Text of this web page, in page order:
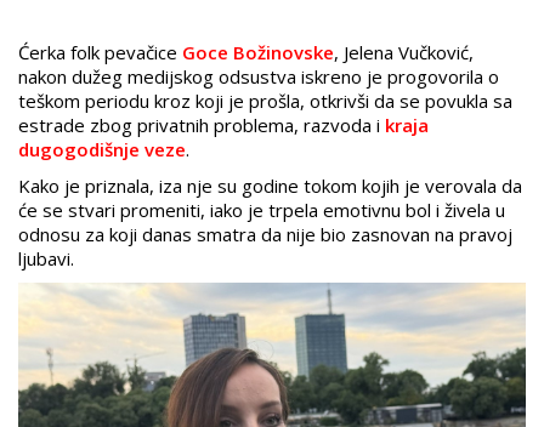
Ćerka folk pevačice Goce Božinovske, Jelena Vučković,
nakon dužeg medijskog odsustva iskreno je progovorila o
teškom periodu kroz koji je prošla, otkrivši da se povukla sa
estrade zbog privatnih problema, razvoda i kraja
dugogodišnje veze.
Kako je priznala, iza nje su godine tokom kojih je verovala da
će se stvari promeniti, iako je trpela emotivnu bol i živela u
odnosu za koji danas smatra da nije bio zasnovan na pravoj
ljubavi.